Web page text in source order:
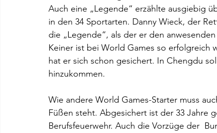
Auch eine „Legende“ erzählte ausgiebig
in den 34 Sportarten. Danny Wieck, der
die „Legende“, als der er den
Keiner ist bei World Games so erfolgreich
hat er sich schon gesichert. In Chengdu
hinzukommen.
Wie andere World Games-Starter muss
Füßen steht. Abgesichert ist der 33 Jahre
Berufsfeuerwehr. Auch die Vorzüge der